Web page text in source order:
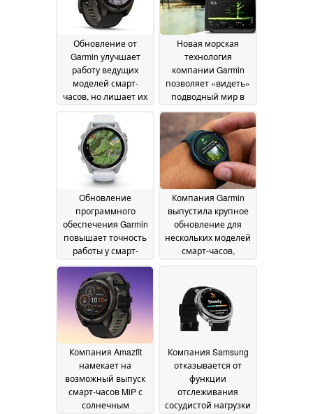
Обновление от
Garmin улучшает
работу ведущих
моделей смарт-
часов, но лишает их
15 July 2026
Новая морская
технология
компании Garmin
позволяет «видеть»
подводный мир в
времени08 July 2026
Обновление
программного
обеспечения Garmin
повышает точность
работы у смарт-
класса03 July 2026
Компания Garmin
выпустила крупное
обновление для
нескольких моделей
смарт-часов,
функций и
улучшений02 July 2026
Компания Amazfit
намекает на
возможный выпуск
смарт-часов MiP с
солнечным
Компания Samsung
отказывается от
функции
отслеживания
сосудистой нагрузки